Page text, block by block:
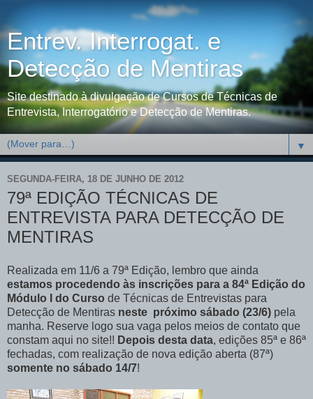
Entrev. Interrogat. e
Detecção de Mentiras
Site destinado à divulgação de Cursos de Técnicas de
Entrevista, Interrogatório e Detecção de Mentiras.
▼
SEGUNDA-FEIRA, 18 DE JUNHO DE 2012
79ª EDIÇÃO TÉCNICAS DE
ENTREVISTA PARA DETECÇÃO DE
MENTIRAS
Realizada em 11/6 a 79ª Edição, lembro que ainda
estamos procedendo às inscrições para a 84ª Edição do
Módulo I do Curso de Técnicas de Entrevistas para
Detecção de Mentiras neste próximo sábado (23/6) pela
manha. Reserve logo sua vaga pelos meios de contato que
constam aqui no site!! Depois desta data, edições 85ª e 86ª
fechadas, com realização de nova edição aberta (87ª)
somente no sábado 14/7!